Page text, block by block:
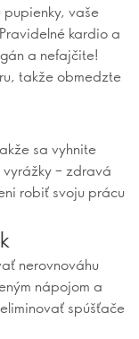
vaše
kardio a
a nefajčite!
takže obmedzte
sa vyhnite
– zdravá
robiť svoju prácu
nerovnováhu
nápojom a
spúšťače